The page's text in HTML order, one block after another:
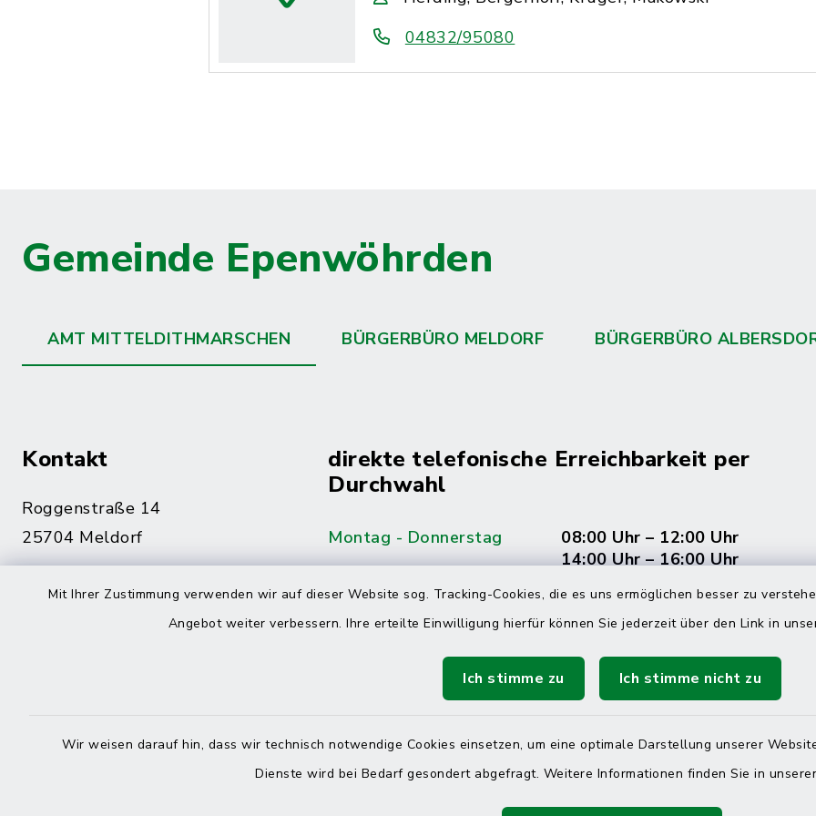
Mit Ihrer Zustimmung verwenden wir auf dieser Website sog. Tracking-Cookies, die es uns ermöglichen besser zu
Angebot weiter verbessern. Ihre erteilte Einwilligung hierfür können Sie jederzeit über den Link in
Ich stimme zu Ich stimme nicht zu
Wir weisen darauf hin, dass wir technisch notwendige Cookies einsetzen, um eine optimale Darstellung unserer
Dienste wird bei Bedarf gesondert abgefragt. Weitere Informationen finden Sie in
04832/95080
Gemeinde Epenwöhrden
AMT MITTELDITHMARSCHEN BÜRGERBÜRO MELDORF BÜRGERBÜRO
Kontakt
Roggenstraße 14
25704 Meldorf
04832 6065-215
direkte telefonische Erreichbarkeit per
Durchwahl
Montag - Donnerstag
08:00 Uhr – 12:00 Uhr
14:00 Uhr – 16:00 Uhr
Freitag
08:00 Uhr – 12:00 Uhr
Online-Terminvereinbarung
Haben Sie ein dringendes Anliegen, finden aber online
keinen zeitnahen Termin? Rufen Sie uns gerne unter der
Telefonnummer 04832 6065 0 an!